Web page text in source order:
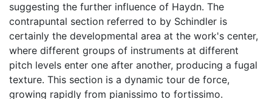
suggesting the further influence of Haydn. The
contrapuntal section referred to by Schindler is
certainly the developmental area at the work's center,
where different groups of instruments at different
pitch levels enter one after another, producing a fugal
texture. This section is a dynamic tour de force,
growing rapidly from pianissimo to fortissimo.